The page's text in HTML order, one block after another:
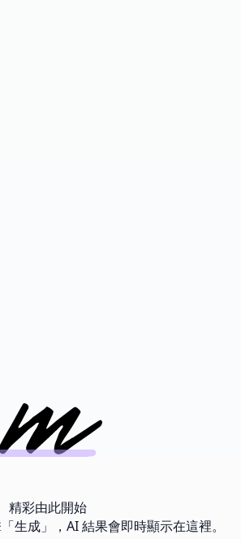
精彩由此開始
生成」，AI 結果會即時顯示在這裡。